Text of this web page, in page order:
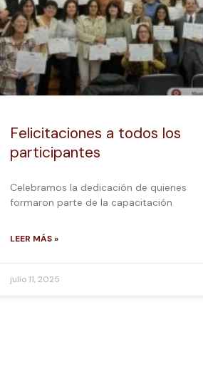
Felicitaciones a todos los
participantes
Celebramos la dedicación de quienes
formaron parte de la capacitación
LEER MÁS »
julio 11, 2025